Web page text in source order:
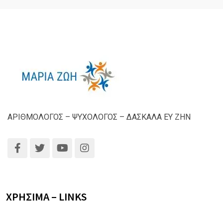
ΑΡΙΘΜΟΛΟΓΟΣ – ΨΥΧΟΛΟΓΟΣ – ΔΑΣΚΑΛΑ ΕΥ ΖΗΝ
ΧΡΗΣΙΜΑ – LINKS